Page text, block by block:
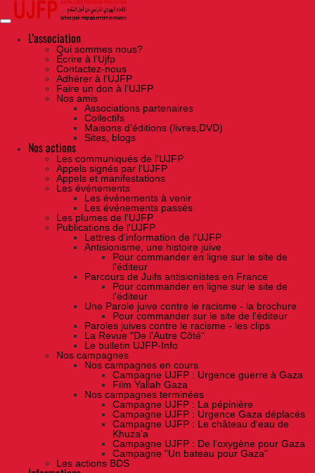
Skip
the
contentL'association
Qui sommes nous?
Ecrire à l’Ujfp
Contactez-nous
Adhérer à l’UJFP
Faire un don à l’UJFP
Nos amis
Associations partenaires
Collectifs
Maisons d’éditions (livres,DVD)
Sites, blogs
Nos actions
Les communiqués de l'UJFP
Appels signés par l'UJFP
Appels et manifestations
Les événements
Les événements à venir
Les événements passés
Les plumes de l'UJFP
Publications de l'UJFP
Lettres d'information de l'UJFP
Antisionisme, une histoire juive
Pour commander en ligne sur le site de
l'éditeur
Parcours de Juifs antisionistes en France
Pour commander en ligne sur le site de
l'éditeur
Une Parole juive contre le racisme - la brochure
Pour commander sur le site de l'éditeur
Paroles juives contre le racisme - les clips
La Revue "De l'Autre Côté"
Le bulletin UJFP-Info
Nos campagnes
Nos campagnes en cours
Campagne UJFP : Urgence guerre à Gaza
Film Yallah Gaza
Nos campagnes terminées
Campagne UJFP : La pépinière
Campagne UJFP : Urgence Gaza déplacés
Campagne UJFP : Le château d'eau de
Khuza'a
Campagne UJFP : De l'oxygène pour Gaza
Campagne "Un bateau pour Gaza"
Les actions BDS